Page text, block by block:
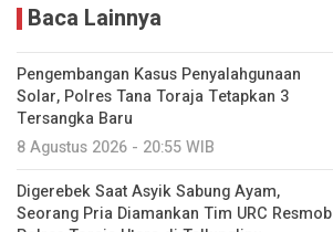
Baca Lainnya
Pengembangan Kasus Penyalahgunaan
Solar, Polres Tana Toraja Tetapkan 3
Tersangka Baru
8 Agustus 2026 - 20:55 WIB
Digerebek Saat Asyik Sabung Ayam,
Seorang Pria Diamankan Tim URC Resmob